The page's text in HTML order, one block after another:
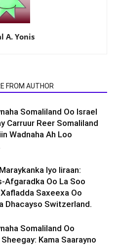
A. Yonis
FROM AUTHOR
Somaliland Oo Israel
Carruur Reer Somaliland
Wadnaha Ah Loo
Iyo Iiraan:
Afgaradka Oo La Soo
Saxeexa Oo
Dhacayso Switzerland.
Somaliland Oo
Kama Saarayno